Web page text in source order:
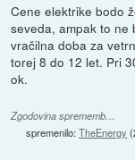
Cene elektrike bodo
seveda, ampak to ne
vračilna doba za
torej 8 do 12 let. Pri
ok.
Zgodovina sprememb…
spremenilo:TheEnergy (